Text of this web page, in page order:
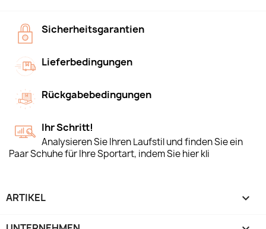
Sicherheitsgarantien
Lieferbedingungen
Rückgabebedingungen
Ihr Schritt!
Analysieren Sie Ihren Laufstil und finden Sie ein
Paar Schuhe für Ihre Sportart, indem Sie hier kli
ARTIKEL 